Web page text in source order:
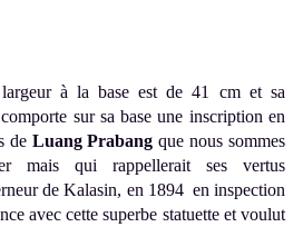
largeur à la base est de 41 cm et sa
sur sa base une inscription en
de Luang Prabangque nous sommes
mais qui rappellerait ses vertus
de Kalasin, en 1894 en inspection
avec cette superbe statuette et voulut